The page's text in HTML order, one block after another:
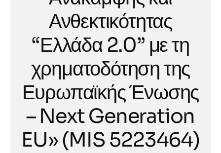
Ανθεκτικότητας
“Ελλάδα 2.0” με τη
χρηματοδότηση της
Ευρωπαϊκής Ένωσης
– Next Generation
EU» (MIS 5223464)